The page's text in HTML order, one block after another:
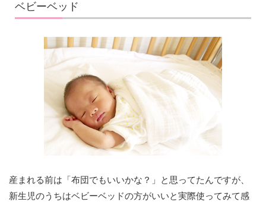
ベビーベッド
産まれる前は「布団でもいいかな？」と思ってたんですが、
新生児のうちはベビーベッドの方がいいと実際使ってみて感